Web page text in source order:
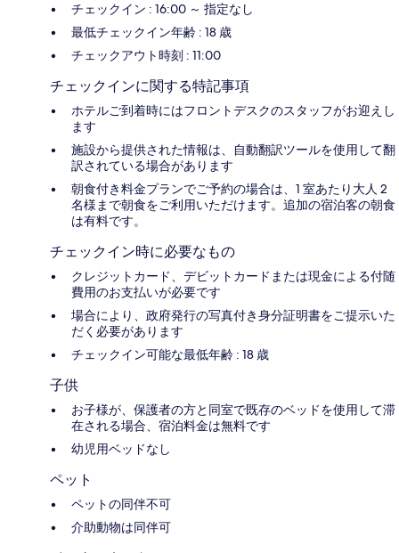
チェックイン : 16:00 ～ 指定なし
最低チェックイン年齢 : 18 歳
チェックアウト時刻 : 11:00
チェックインに関する特記事項
ホテルご到着時にはフロントデスクのスタッフがお迎えし
ます
施設から提供された情報は、自動翻訳ツールを使用して翻
訳されている場合があります
朝食付き料金プランでご予約の場合は、1 室あたり大人 2
名様まで朝食をご利用いただけます。追加の宿泊客の朝食
は有料です。
チェックイン時に必要なもの
クレジットカード、デビットカードまたは現金による付随
費用のお支払いが必要です
場合により、政府発行の写真付き身分証明書をご提示いた
だく必要があります
チェックイン可能な最低年齢 : 18 歳
子供
お子様が、保護者の方と同室で既存のベッドを使用して滞
在される場合、宿泊料金は無料です
幼児用ベッドなし
ペット
ペットの同伴不可
介助動物は同伴可